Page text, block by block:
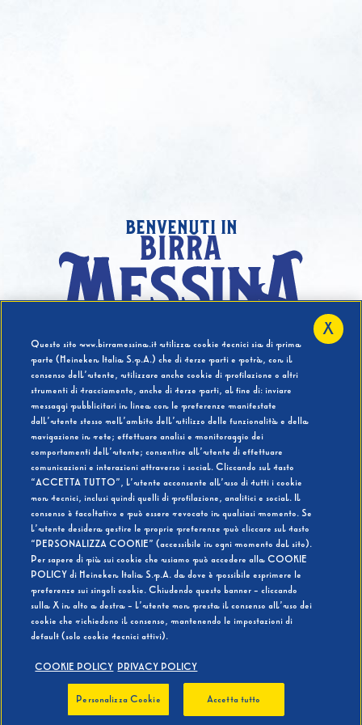
benvenuti in
Hai compiuto 18 Anni?
SI NO
BEVI RESPONSABILMENTE
Questo sito www.birramessina.it utilizza cookie tecnici sia di prima
parte (Heineken Italia S.p.A.) che di terze parti e potrà, con il
consenso dell’utente, utilizzare anche cookie di profilazione o altri
strumenti di tracciamento, anche di terze parti, al fine di: inviare
messaggi pubblicitari in linea con le preferenze manifestate
dall’utente stesso nell’ambito dell’utilizzo delle funzionalità e della
navigazione in rete; effettuare analisi e monitoraggio dei
comportamenti dell’utente; consentire all’utente di effettuare
comunicazioni e interazioni attraverso i social. Cliccando sul tasto
“ACCETTA TUTTO”, l’utente acconsente all’uso di tutti i cookie
non tecnici, inclusi quindi quelli di profilazione, analitici e social. Il
consenso è facoltativo e può essere revocato in qualsiasi momento. Se
l’utente desidera gestire le proprie preferenze può cliccare sul tasto
“PERSONALIZZA COOKIE” (accessibile in ogni momento dal sito).
Per sapere di più sui cookie che usiamo può accedere alla COOKIE
POLICY di Heineken Italia S.p.A. da dove è possibile esprimere le
preferenze sui singoli cookie. Chiudendo questo banner - cliccando
sulla X in alto a destra - l’utente non presta il consenso all’uso dei
cookie che richiedono il consenso, mantenendo le impostazioni di
default (solo cookie tecnici attivi).
COOKIE POLICY PRIVACY POLICY
Personalizza Cookie Accetta tutto
X